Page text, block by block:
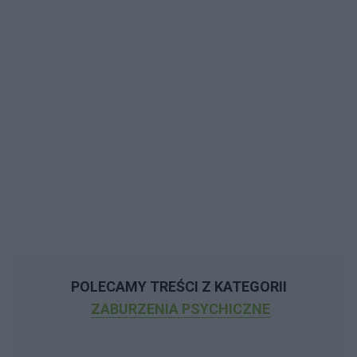
POLECAMY TREŚCI Z KATEGORII
ZABURZENIA PSYCHICZNE